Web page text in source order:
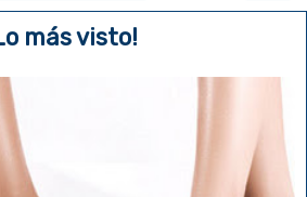
más visto!